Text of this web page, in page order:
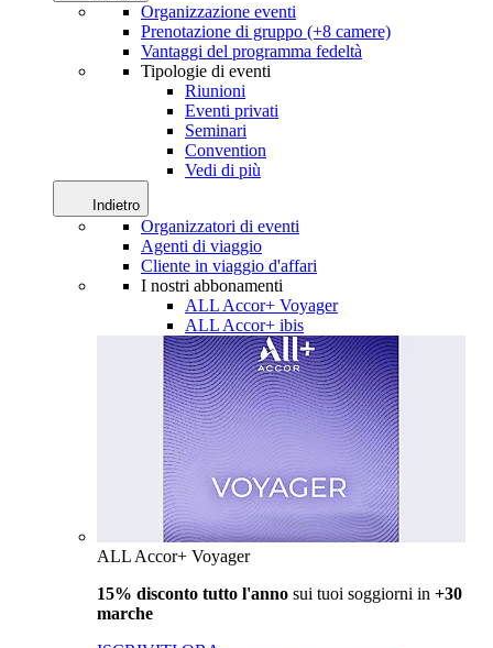
Organizzazione eventi
Prenotazione di gruppo (+8 camere)
Vantaggi del programma fedeltà
Tipologie di eventi
Riunioni
Eventi privati
Seminari
Convention
Vedi di più
Indietro
Organizzatori di eventi
Agenti di viaggio
Cliente in viaggio d'affari
I nostri abbonamenti
ALL Accor+ Voyager
ALL Accor+ ibis
ALL Accor+ Voyager
15% disconto tutto l'anno sui tuoi soggiorni in +30
marche